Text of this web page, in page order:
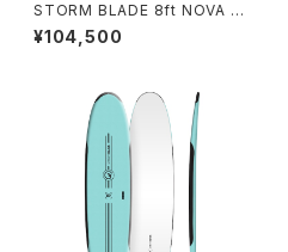
STORM BLADE 8ft NOVA S
URFBOARD - SKY BLUE
¥104,500